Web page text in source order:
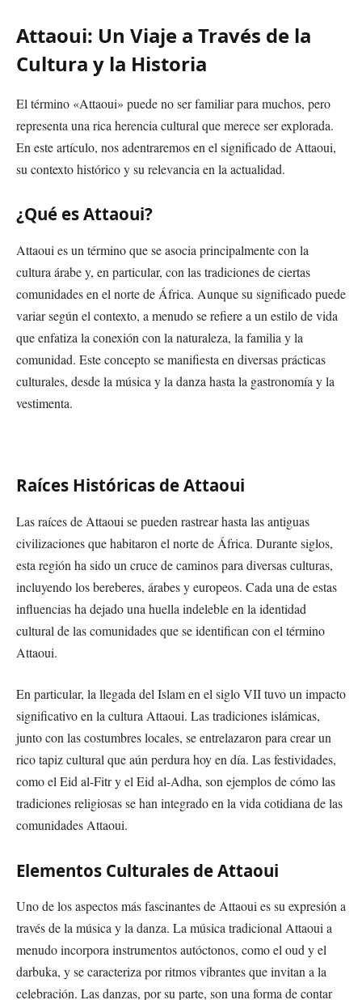
Attaoui: Un Viaje a Través de la
Cultura y la Historia
El término «Attaoui» puede no ser familiar para muchos, pero
representa una rica herencia cultural que merece ser explorada.
En este artículo, nos adentraremos en el significado de Attaoui,
su contexto histórico y su relevancia en la actualidad.
¿Qué es Attaoui?
Attaoui es un término que se asocia principalmente con la
cultura árabe y, en particular, con las tradiciones de ciertas
comunidades en el norte de África. Aunque su significado puede
variar según el contexto, a menudo se refiere a un estilo de vida
que enfatiza la conexión con la naturaleza, la familia y la
comunidad. Este concepto se manifiesta en diversas prácticas
culturales, desde la música y la danza hasta la gastronomía y la
vestimenta.
Raíces Históricas de Attaoui
Las raíces de Attaoui se pueden rastrear hasta las antiguas
civilizaciones que habitaron el norte de África. Durante siglos,
esta región ha sido un cruce de caminos para diversas culturas,
incluyendo los bereberes, árabes y europeos. Cada una de estas
influencias ha dejado una huella indeleble en la identidad
cultural de las comunidades que se identifican con el término
Attaoui.
En particular, la llegada del Islam en el siglo VII tuvo un impacto
significativo en la cultura Attaoui. Las tradiciones islámicas,
junto con las costumbres locales, se entrelazaron para crear un
rico tapiz cultural que aún perdura hoy en día. Las festividades,
como el Eid al-Fitr y el Eid al-Adha, son ejemplos de cómo las
tradiciones religiosas se han integrado en la vida cotidiana de las
comunidades Attaoui.
Elementos Culturales de Attaoui
Uno de los aspectos más fascinantes de Attaoui es su expresión a
través de la música y la danza. La música tradicional Attaoui a
menudo incorpora instrumentos autóctonos, como el oud y el
darbuka, y se caracteriza por ritmos vibrantes que invitan a la
celebración. Las danzas, por su parte, son una forma de contar